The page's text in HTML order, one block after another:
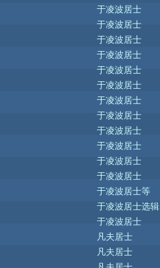
于凌波居士
于凌波居士
于凌波居士
于凌波居士
于凌波居士
于凌波居士
于凌波居士
于凌波居士
于凌波居士
于凌波居士
于凌波居士
于凌波居士
于凌波居士等
于凌波居士选辑
于凌波居士
凡夫居士
凡夫居士